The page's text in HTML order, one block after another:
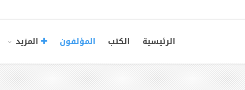
الرئيسية الكتب المؤلفون المزيد